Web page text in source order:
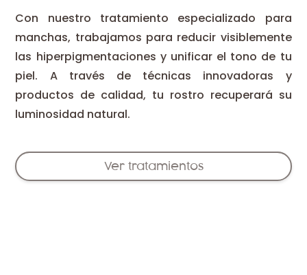
Con nuestro tratamiento especializado para
manchas, trabajamos para reducir visiblemente
las hiperpigmentaciones y unificar el tono de tu
piel. A través de técnicas innovadoras y
productos de calidad, tu rostro recuperará su
luminosidad natural.
Ver tratamientos